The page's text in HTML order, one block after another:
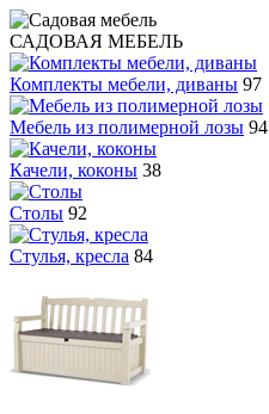
САДОВАЯ МЕБЕЛЬ
Комплекты мебели, диваны 97
Мебель из полимерной лозы 94
Качели, коконы 38
Столы 92
Стулья, кресла 84